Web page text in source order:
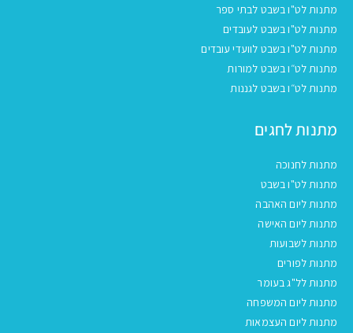
מתנות לט"ו בשבט לבתי ספר
מתנות לט"ו בשבט לעובדים
מתנות לט"ו בשבט לוועדי עובדים
מתנות לט״ו בשבט למורות
מתנות לט״ו בשבט לגננות
מתנות לחגים
מתנות לחנוכה
מתנות לט"ו בשבט
מתנות ליום האהבה
מתנות ליום האישה
מתנות לשבועות
מתנות לפורים
מתנות לל"ג בעומר
מתנות ליום המשפחה
מתנות ליום העצמאות